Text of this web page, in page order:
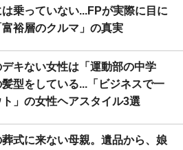
乗っていない...FPが実際に目に
富裕層のクルマ」の真実
キない女性は「運動部の中学
型をしている...「ビジネスで一
」の女性ヘアスタイル3選
式に来ない母親。遺品から、娘